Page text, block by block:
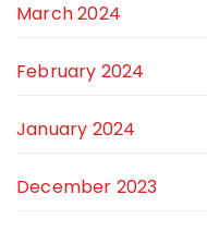
March 2024
February 2024
January 2024
December 2023